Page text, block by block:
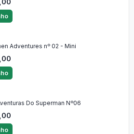
Adventures nº 02 - Mini
Do Superman Nº06